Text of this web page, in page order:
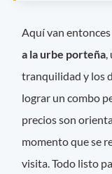
Aquí van
a la urbe porteña,
tranquilidad y los
lograr un combo
precios son
momento que se
visita. Todo listo